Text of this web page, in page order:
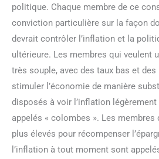
politique. Chaque membre de ce
conviction particulière sur la façon
devrait contrôler l’inflation et la
ultérieure. Les membres qui veulent
très souple, avec des taux bas et
stimuler l’économie de manière
disposés à voir l’inflation légèrement
appelés « colombes ». Les membres
plus élevés pour récompenser
l’inflation à tout moment sont